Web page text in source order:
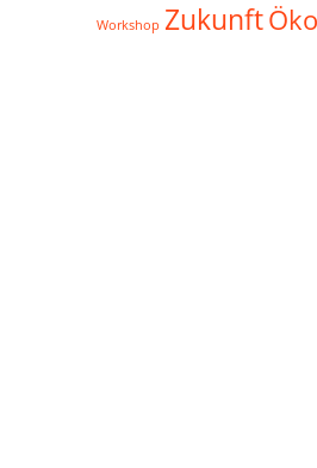
Workshop Zukunft